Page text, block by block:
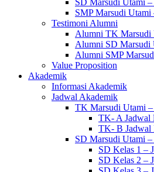
SD Marsudi Utami
SMP Marsudi
Testimoni Alumni
Alumni TK Marsudi
Alumni SD Marsudi
Alumni SMP
Value Proposition
Akademik
Informasi Akademik
Jadwal Akademik
TK Marsudi Utami –
TK- A Jadwal
TK- B Jadwal
SD Marsudi Utami –
SD Kelas 1 –
SD Kelas 2 –